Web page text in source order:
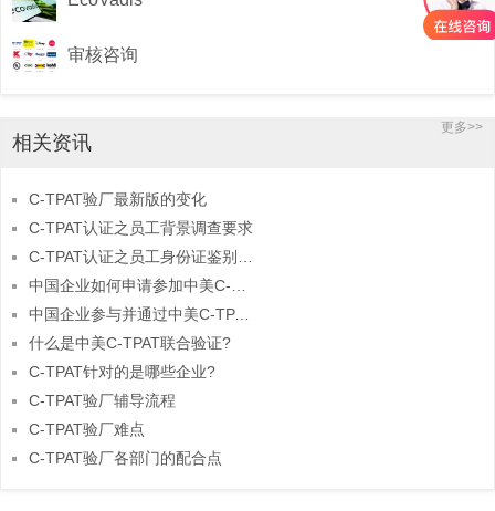
审核咨询
相关资讯
更多>>
C-TPAT验厂最新版的变化
C-TPAT认证之员工背景调查要求
C-TPAT认证之员工身份证鉴别管理要求
中国企业如何申请参加中美C-TPAT联合验证?
中国企业参与并通过中美C-TPAT联合验证有何益处?
什么是中美C-TPAT联合验证?
C-TPAT针对的是哪些企业?
C-TPAT验厂辅导流程
C-TPAT验厂难点
C-TPAT验厂各部门的配合点